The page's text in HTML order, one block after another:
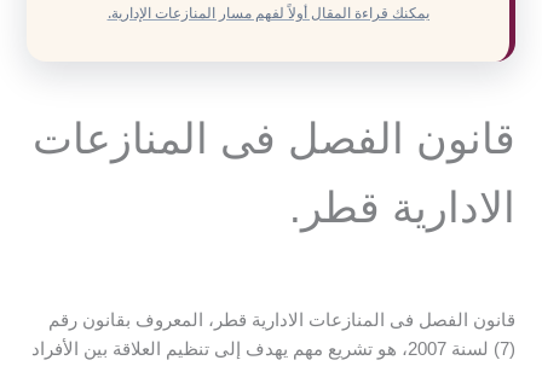
يمكنك قراءة المقال أولاً لفهم مسار المنازعات الإدارية.
قانون الفصل فى المنازعات
الادارية قطر.
قانون الفصل فى المنازعات الادارية قطر، المعروف بقانون رقم
(7) لسنة 2007، هو تشريع مهم يهدف إلى تنظيم العلاقة بين الأفراد